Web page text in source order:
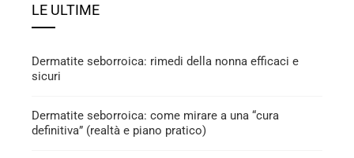
LE ULTIME
Dermatite seborroica: rimedi della nonna efficaci e
sicuri
Dermatite seborroica: come mirare a una “cura
definitiva” (realtà e piano pratico)